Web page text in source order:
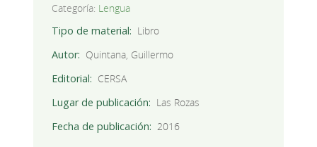
Categoría: Lengua
Tipo de material
Libro
Autor
Quintana, Guillermo
Editorial
CERSA
Lugar de publicación
Las Rozas
Fecha de publicación
2016